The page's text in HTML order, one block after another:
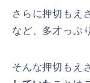
さらに押切もえ
など、多才っぷ
そんな押切もえ